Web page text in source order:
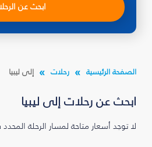
ابحث عن
الصفحة الرئيسية رحلات إلى ليبيا
ابحث عن رحلات إلى ليبيا
لا توجد أسعار متاحة لمسار الرحلة